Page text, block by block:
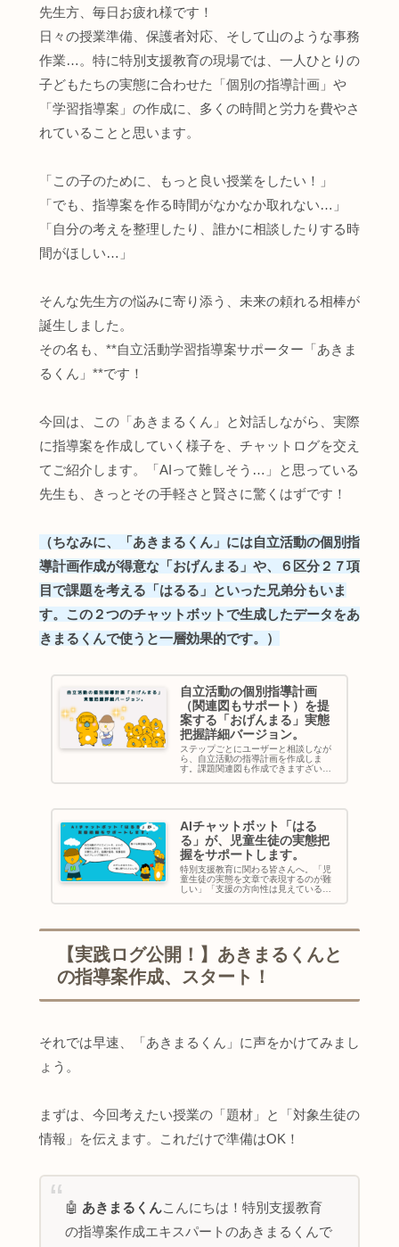
先生方、毎日お疲れ様です！
日々の授業準備、保護者対応、そして山のような事務
作業…。特に特別支援教育の現場では、一人ひとりの
子どもたちの実態に合わせた「個別の指導計画」や
「学習指導案」の作成に、多くの時間と労力を費やさ
れていることと思います。
「この子のために、もっと良い授業をしたい！」
「でも、指導案を作る時間がなかなか取れない…」
「自分の考えを整理したり、誰かに相談したりする時
間がほしい…」
そんな先生方の悩みに寄り添う、未来の頼れる相棒が
誕生しました。
その名も、**自立活動学習指導案サポーター「あきま
るくん」**です！
今回は、この「あきまるくん」と対話しながら、実際
に指導案を作成していく様子を、チャットログを交え
てご紹介します。「AIって難しそう…」と思っている
先生も、きっとその手軽さと賢さに驚くはずです！
（ちなみに、「あきまるくん」には自立活動の個別指
導計画作成が得意な「おげんまる」や、６区分２７項
目で課題を考える「はるる」といった兄弟分もいま
す。この２つのチャットボットで生成したデータをあ
きまるくんで使うと一層効果的です。）
自立活動の個別指導計画
（関連図もサポート）を提
案する「おげんまる」実態
把握詳細バージョン。
ステップごとにユーザーと相談しなが
ら、自立活動の指導計画を作成しま
す。課題関連図も作成できますざいち
童生徒の情報から、「自立活動６区分
AIチャットボット「はる
る」が、児童生徒の実態把
握をサポートします。
特別支援教育に関わる皆さんへ。「児
童生徒の実態を文章で表現するのが難
しい」「支援の方向性は見えているけ
は、教師と一緒に、児童生...
【実践ログ公開！】あきまるくんと
の指導案作成、スタート！
それでは早速、「あきまるくん」に声をかけてみまし
ょう。
まずは、今回考えたい授業の「題材」と「対象生徒の
情報」を伝えます。これだけで準備はOK！
🤖 あきまるくんこんにちは！特別支援教育
の指導案作成エキスパートのあきまるくんで